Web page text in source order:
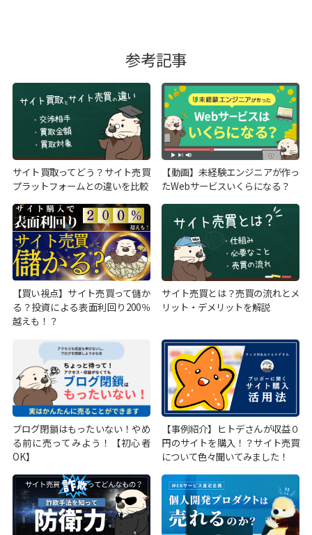
参考記事
サイト買取ってどう？サイト売買
プラットフォームとの違いを比較
【動画】未経験エンジニアが作っ
たWebサービスいくらになる？
【買い視点】サイト売買って儲か
る？投資による表面利回り200％
越えも！？
サイト売買とは？売買の流れとメ
リット・デメリットを解説
ブログ閉鎖はもったいない！やめ
る前に売ってみよう！【初心者
OK】
【事例紹介】ヒトデさんが収益０
円のサイトを購入！？サイト売買
について色々聞いてみました！